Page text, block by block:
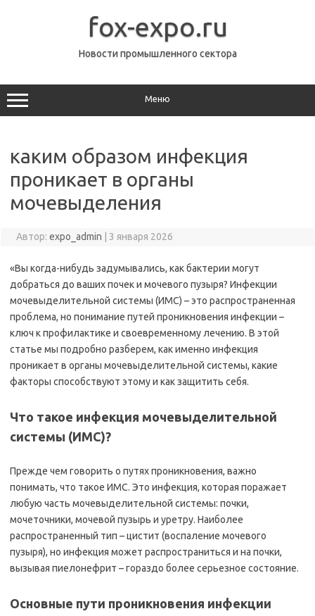
fox-expo.ru
Новости промышленного сектора
Меню
каким образом инфекция
проникает в органы
мочевыделения
Автор: expo_admin 3 января 2026
«Вы когда-нибудь задумывались, как бактерии могут
добраться до ваших почек и мочевого пузыря? Инфекции
мочевыделительной системы (ИМС) – это распространенная
проблема, но понимание путей проникновения инфекции –
ключ к профилактике и своевременному лечению. В этой
статье мы подробно разберем, как именно инфекция
проникает в органы мочевыделительной системы, какие
факторы способствуют этому и как защитить себя.
Что такое инфекция мочевыделительной
системы (ИМС)?
Прежде чем говорить о путях проникновения, важно
понимать, что такое ИМС. Это инфекция, которая поражает
любую часть мочевыделительной системы: почки,
мочеточники, мочевой пузырь и уретру. Наиболее
распространенный тип – цистит (воспаление мочевого
пузыря), но инфекция может распространиться и на почки,
вызывая пиелонефрит – гораздо более серьезное состояние.
Основные пути проникновения инфекции